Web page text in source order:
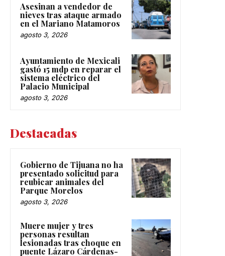
Asesinan a vendedor de
nieves tras ataque armado
en el Mariano Matamoros
agosto 3, 2026
Ayuntamiento de Mexicali
gastó 15 mdp en reparar el
sistema eléctrico del
Palacio Municipal
agosto 3, 2026
Destacadas
Gobierno de Tijuana no ha
presentado solicitud para
reubicar animales del
Parque Morelos
agosto 3, 2026
Muere mujer y tres
personas resultan
lesionadas tras choque en
puente Lázaro Cárdenas-